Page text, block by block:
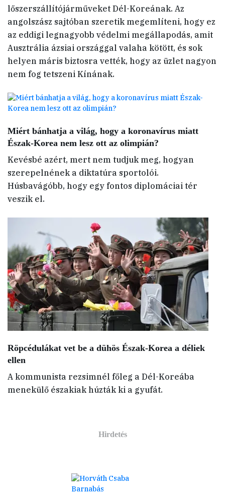
lőszerszállítójárműveket Dél-Koreának. Az
angolszász sajtóban szeretik megemlíteni, hogy ez
az eddigi legnagyobb védelmi megállapodás, amit
Ausztrália ázsiai országgal valaha kötött, és sok
helyen máris biztosra vették, hogy az üzlet nagyon
nem fog tetszeni Kínának.
Miért bánhatja a világ, hogy a koronavírus miatt
Észak-Korea nem lesz ott az olimpián?
Kevésbé azért, mert nem tudjuk meg, hogyan
szerepelnének a diktatúra sportolói.
Húsbavágóbb, hogy egy fontos diplomáciai tér
veszik el.
Röpcédulákat vet be a dühös Észak-Korea a déliek
ellen
A kommunista rezsimnél főleg a Dél-Koreába
menekülő északiak húzták ki a gyufát.